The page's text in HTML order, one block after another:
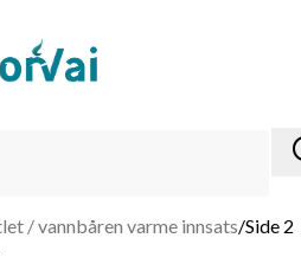
/ vannbåren varme innsats Side 2